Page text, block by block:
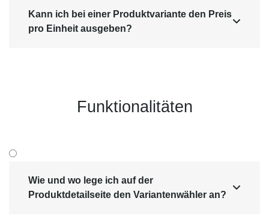
Kann ich bei einer Produktvariante den Preis
pro Einheit ausgeben?

Funktionalitäten
Wie und wo lege ich auf der
Produktdetailseite den Variantenwähler an?
